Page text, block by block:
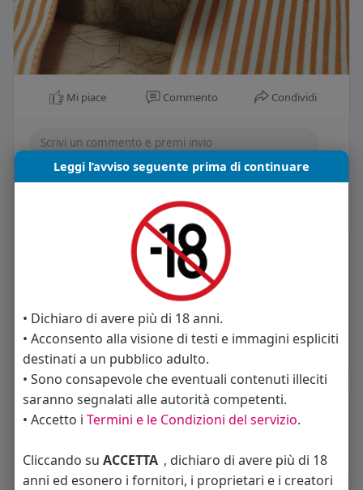
Mi piace Commento Condividi
Informazioni Utente
Maschio
52 anni
Vive in Italia
About
Orientamento sessuale: bisessuale
Leggi l’avviso seguente prima di continuare
• Dichiaro di avere più di 18 anni.
• Acconsento alla visione di testi e immagini espliciti
destinati a un pubblico adulto.
• Sono consapevole che eventuali contenuti illeciti
saranno segnalati alle autorità competenti.
• Accetto i Termini e le Condizioni del servizio.
Cliccando su ACCETTA , dichiaro di avere più di 18
anni ed esonero i fornitori, i proprietari e i creatori